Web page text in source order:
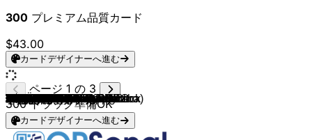
300 プレミアム品質カード
$43.00
カードデザイナーへ進む
Disco Lines & Tinashe
MoTrip (feat. Lary)
David Guetta
Lil Peep
David Guetta & Akon
Riton
Volbeat
Five Finger Death Punch
Madcon
Rammstein
Tream, treamiboii & HBz
Queen
Micheal Jackson
Rammstein
Rammstein
Rammstein
Rammstein
Rammstein
Nina Chuba
AYLIVA
Rammstein
R.I.O.
A$AP Rocky & Skepta
Eminem
Rammstein
Limp Bizkit
Böhse Onkelz
Nickelback
BUNT. & Nate Traveller
The Offspring
AC/DC
AC/DC
AC/DC
AC/DC
AC/DC
AC/DC
The Offspring
Scorpions
Doro
Scorpions
Metallica
Crazy Town
Alannah Myles
Xavier Naidoo
Queen
Migos & Post Malone
Steinwolke
Mary J. Blige
Metallica
Ozzy Osbourne & Jeff Beck
Amaru (feat. Gringo Bamba)
Ferdinand fka Left Boy
Shouse
David Guetta, Kid Cudi
Johnny O.
Billy Idol
Tokio Hotel
Red Hot Chili Peppers
Peter Fox
Benson Boone
Jack Harlow
Fleetwood Mac
HBz
Teddy Swims
Twenty One Pilots
Matroda & Dino DZ
Toto Cutugno
Bryan Adams
A-ha
Joachim Witt
Boney M.
Liquido
Wheatus
La Bouche
Cher
Corona
Jennifer Lopez
Eiffel 65
Die Ärzte
The Verve
Fool's Garden
Dr. Alban
Chris Norman, Suzi Quatro
Roberta Flack
Helene Fischer
Wolfgang Petry
Mickie Krause & KO&KO
Wolfgang Petry
Tobee
Wolfgang Petry
Sääftig
Seiler und Speer
DeSchoWieda
Troglauer
LaBrassBanda
Dorfrocker
Seiler und Speer
Pizzera & Jaus
Oimara
Bloodhound Gang
ページ 1 の 3
300トラック準備OK
カードデザイナーへ進む